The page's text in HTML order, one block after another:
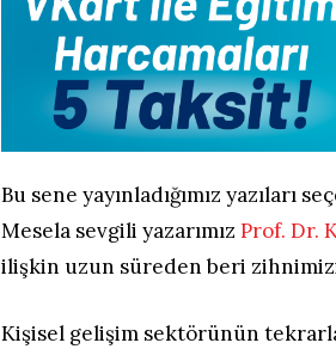
Bu sene yayınladığımız yazıları
Mesela sevgili yazarımızProf. Dr.
ilişkin uzun süreden beri
Kişisel gelişim sektörünün